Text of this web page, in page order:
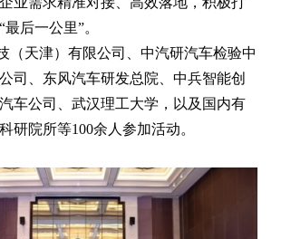
后一公里”。
天津）有限公司、中汽研汽车检验中
司、东风汽车研发总院、中兵智能创
车公司、武汉理工大学，以及国内有
研院所等100余人参加活动。